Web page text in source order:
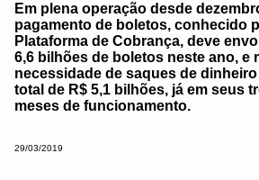
Em plena operação desde
pagamento de boletos, conhecido
Plataforma de Cobrança, deve
6,6 bilhões de boletos neste ano, e
necessidade de saques de
total de R$ 5,1 bilhões, já em seus
meses de funcionamento.
29/03/2019